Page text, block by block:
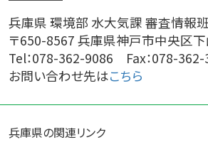
兵庫県 環境部 水大気課 審査情報班
〒650-8567 兵庫県神戸市中央区
Tel：078-362-9086 Fax：078-
お問い合わせ先はこちら
兵庫県の関連リンク